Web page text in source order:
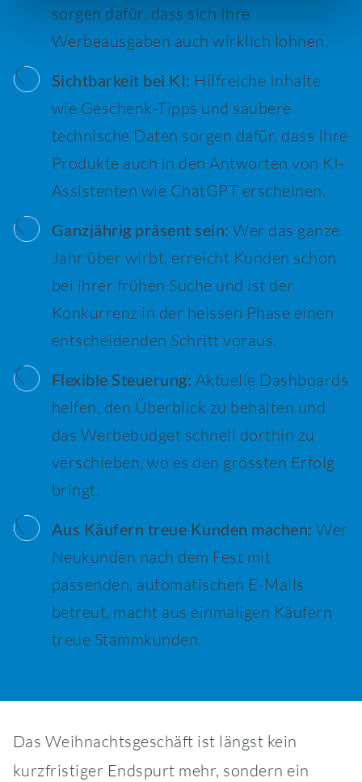
sorgen dafür, dass sich Ihre
Werbeausgaben auch wirklich lohnen.
Sichtbarkeit bei KI: Hilfreiche Inhalte
wie Geschenk-Tipps und saubere
technische Daten sorgen dafür, dass Ihre
Produkte auch in den Antworten von KI-
Assistenten wie ChatGPT erscheinen.
Ganzjährig präsent sein: Wer das ganze
Jahr über wirbt, erreicht Kunden schon
bei ihrer frühen Suche und ist der
Konkurrenz in der heissen Phase einen
entscheidenden Schritt voraus.
Flexible Steuerung: Aktuelle Dashboards
helfen, den Überblick zu behalten und
das Werbebudget schnell dorthin zu
verschieben, wo es den grössten Erfolg
bringt.
Aus Käufern treue Kunden machen: Wer
Neukunden nach dem Fest mit
passenden, automatischen E-Mails
betreut, macht aus einmaligen Käufern
treue Stammkunden.
Das Weihnachtsgeschäft ist längst kein
kurzfristiger Endspurt mehr, sondern ein